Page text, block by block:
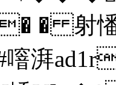
� 射
湃